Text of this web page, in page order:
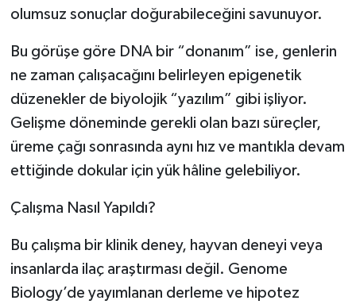
olumsuz sonuçlar doğurabileceğini savunuyor.
Bu görüşe göre DNA bir “donanım” ise, genlerin
ne zaman çalışacağını belirleyen epigenetik
düzenekler de biyolojik “yazılım” gibi işliyor.
Gelişme döneminde gerekli olan bazı süreçler,
üreme çağı sonrasında aynı hız ve mantıkla devam
ettiğinde dokular için yük hâline gelebiliyor.
Çalışma Nasıl Yapıldı?
Bu çalışma bir klinik deney, hayvan deneyi veya
insanlarda ilaç araştırması değil. Genome
Biology’de yayımlanan derleme ve hipotez